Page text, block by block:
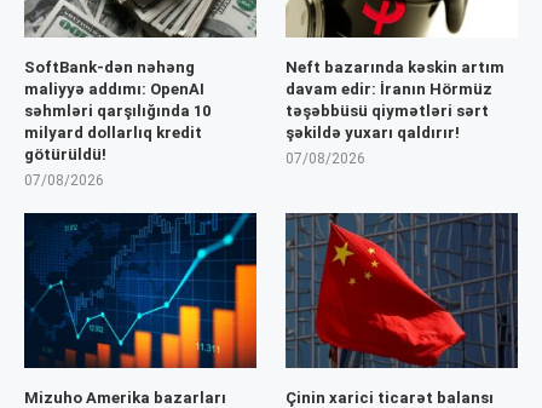
SoftBank-dən nəhəng
maliyyə addımı: OpenAI
səhmləri qarşılığında 10
milyard dollarlıq kredit
götürüldü!
07/08/2026
Neft bazarında kəskin artım
davam edir: İranın Hörmüz
təşəbbüsü qiymətləri sərt
şəkildə yuxarı qaldırır!
07/08/2026
Mizuho Amerika bazarları
Çinin xarici ticarət balansı